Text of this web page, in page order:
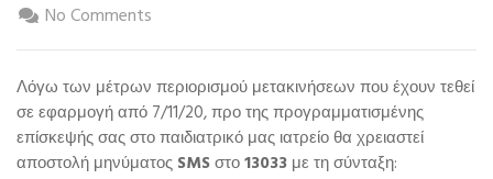
No Comments
Λόγω των μέτρων περιορισμού μετακινήσεων που έχουν τεθεί
σε εφαρμογή από 7/11/20, προ της προγραμματισμένης
επίσκεψής σας στο παιδιατρικό μας ιατρείο θα χρειαστεί
αποστολή μηνύματος SMSστο13033 με τη σύνταξη: